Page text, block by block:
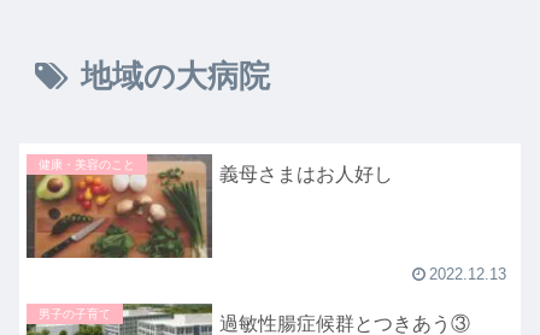
地域の大病院
健康・美容のこと 義母さまはお人好し
2022.12.13
男子の子育て 過敏性腸症候群とつきあう③